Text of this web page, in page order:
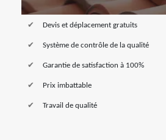
Devis et déplacement gratuits
Système de contrôle de la qualité
Garantie de satisfaction à 100%
Prix imbattable
Travail de qualité